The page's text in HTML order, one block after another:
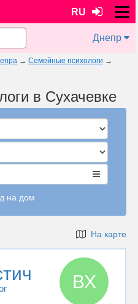
RU
Днепр
→ Семейные психологи →
в Сухачевке
на дом
На карте
ВХ